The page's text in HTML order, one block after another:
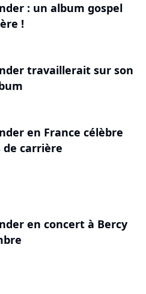
: un album gospel
!
travaillerait sur son
en France célèbre
de carrière
en concert à Bercy